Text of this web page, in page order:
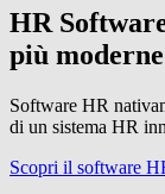
HR
più moderne
Software HR
di un sistema HR
Scopri il software